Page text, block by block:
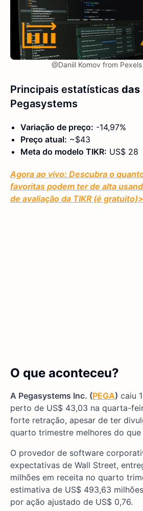
@Daniil Komov from
Principais estatísticas das
Pegasystems
Variação de preço: -14,97%
Preço atual: ~$43
Meta do modelo TIKR: US$ 28
Agora ao vivo: Descubra o
favoritas podem ter de alta
de avaliação da TIKR (é gratuito)
O que aconteceu?
A Pegasystems Inc. (PEGA) caiu
perto de US$ 43,03 na quarta-
forte retração, apesar de ter
quarto trimestre melhores do que
O provedor de software
expectativas de Wall Street,
milhões em receita no quarto
estimativa de US$ 493,63
por ação ajustado de US$ 0,76.